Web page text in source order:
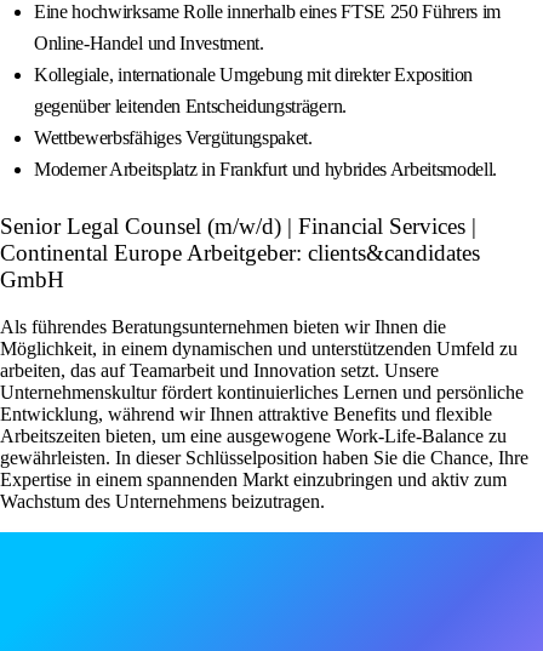
Eine hochwirksame Rolle innerhalb eines FTSE 250 Führers im
Online-Handel und Investment.
Kollegiale, internationale Umgebung mit direkter Exposition
gegenüber leitenden Entscheidungsträgern.
Wettbewerbsfähiges Vergütungspaket.
Moderner Arbeitsplatz in Frankfurt und hybrides Arbeitsmodell.
Senior Legal Counsel (m/w/d) | Financial Services |
Continental Europe Arbeitgeber: clients&candidates
GmbH
Als führendes Beratungsunternehmen bieten wir Ihnen die
Möglichkeit, in einem dynamischen und unterstützenden Umfeld zu
arbeiten, das auf Teamarbeit und Innovation setzt. Unsere
Unternehmenskultur fördert kontinuierliches Lernen und persönliche
Entwicklung, während wir Ihnen attraktive Benefits und flexible
Arbeitszeiten bieten, um eine ausgewogene Work-Life-Balance zu
gewährleisten. In dieser Schlüsselposition haben Sie die Chance, Ihre
Expertise in einem spannenden Markt einzubringen und aktiv zum
Wachstum des Unternehmens beizutragen.